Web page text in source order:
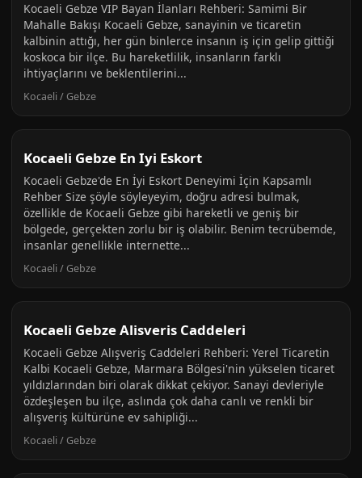
Kocaeli Gebze VIP Bayan İlanları Rehberi: Samimi Bir
Mahalle Bakışı Kocaeli Gebze, sanayinin ve ticaretin
kalbinin attığı, her gün binlerce insanın iş için gelip gittiği
koskoca bir ilçe. Bu hareketlilik, insanların farklı
ihtiyaçlarını ve beklentilerini...
Kocaeli / Gebze
Kocaeli Gebze En Iyi Eskort
Kocaeli Gebze'de En İyi Eskort Deneyimi İçin Kapsamlı
Rehber Size şöyle söyleyeyim, doğru adresi bulmak,
özellikle de Kocaeli Gebze gibi hareketli ve geniş bir
bölgede, gerçekten zorlu bir iş olabilir. Benim tecrübemde,
insanlar genellikle internette...
Kocaeli / Gebze
Kocaeli Gebze Alisveris Caddeleri
Kocaeli Gebze Alışveriş Caddeleri Rehberi: Yerel Ticaretin
Kalbi Kocaeli Gebze, Marmara Bölgesi'nin yükselen ticaret
yıldızlarından biri olarak dikkat çekiyor. Sanayi devleriyle
özdeşleşen bu ilçe, aslında çok daha canlı ve renkli bir
alışveriş kültürüne ev sahipliği...
Kocaeli / Gebze